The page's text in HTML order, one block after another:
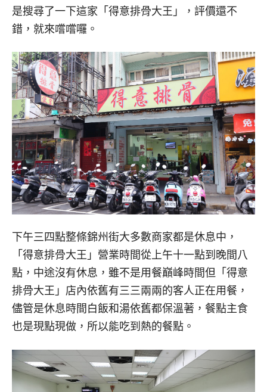
是搜尋了一下這家「得意排骨大王」，評價還不
錯，就來嚐嚐囉。
下午三四點整條錦州街大多數商家都是休息中，
「得意排骨大王」營業時間從上午十一點到晚間八
點，中途沒有休息，雖不是用餐巔峰時間但「得意
排骨大王」店內依舊有三三兩兩的客人正在用餐，
儘管是休息時間白飯和湯依舊都保溫著，餐點主食
也是現點現做，所以能吃到熱的餐點。